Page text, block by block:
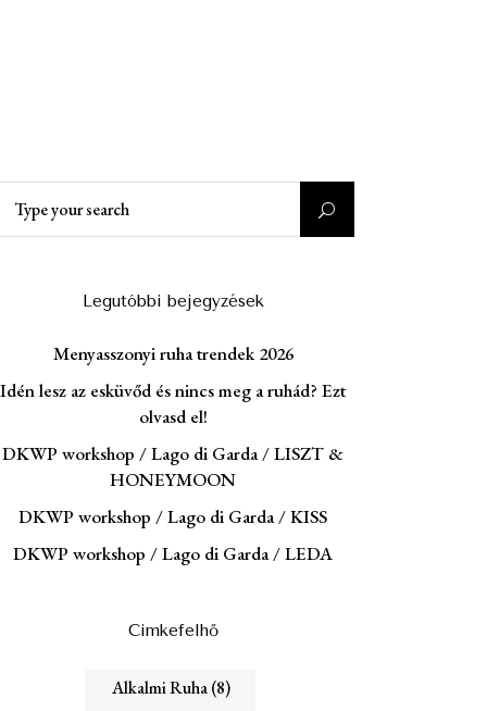
for:
Legutóbbi bejegyzések
Menyasszonyi ruha trendek 2026
Idén lesz az esküvőd és nincs meg a ruhád? Ezt
olvasd el!
DKWP workshop / Lago di Garda / LISZT &
HONEYMOON
DKWP workshop / Lago di Garda / KISS
DKWP workshop / Lago di Garda / LEDA
Cimkefelhő
Alkalmi Ruha(8)